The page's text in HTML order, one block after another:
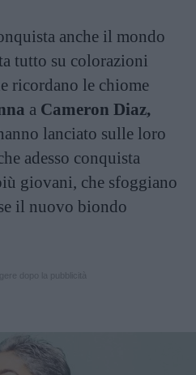
anche il mondo
tutto su colorazioni
ricordano le chiome
a Cameron Diaz,
lanciato sulle loro
adesso conquista
giovani, che sfoggiano
il nuovo biondo